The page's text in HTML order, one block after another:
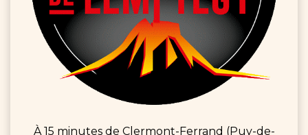
À 15 minutes de Clermont-Ferrand (Puy-de-